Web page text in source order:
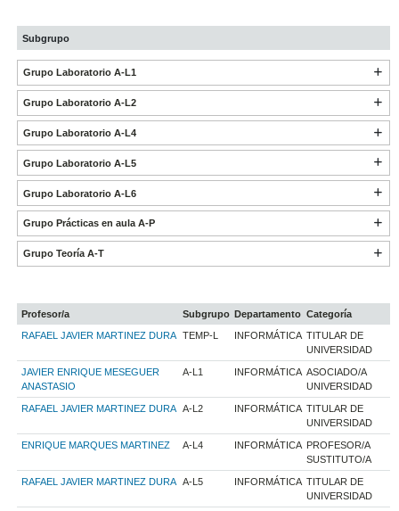
Subgrupo
Grupo Laboratorio A-L1
Grupo Laboratorio A-L2
Grupo Laboratorio A-L4
Grupo Laboratorio A-L5
Grupo Laboratorio A-L6
Grupo Prácticas en aula A-P
Grupo Teoría A-T
Profesor/a Subgrupo Departamento Categoría
RAFAEL JAVIER MARTINEZ DURA TEMP-L INFORMÁTICA TITULAR DE
UNIVERSIDAD
JAVIER ENRIQUE MESEGUER
ANASTASIO
A-L1 INFORMÁTICA ASOCIADO/A
UNIVERSIDAD
RAFAEL JAVIER MARTINEZ DURA A-L2 INFORMÁTICA TITULAR DE
UNIVERSIDAD
ENRIQUE MARQUES MARTINEZ A-L4 INFORMÁTICA PROFESOR/A
SUSTITUTO/A
RAFAEL JAVIER MARTINEZ DURA A-L5 INFORMÁTICA TITULAR DE
UNIVERSIDAD